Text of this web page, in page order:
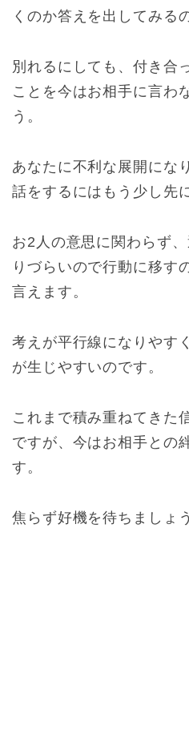
くのか答えを出してみる
別れるにしても、付き合
ことを今はお相手に言わ
う。
あなたに不利な展開にな
話をするにはもう少し先
お2人の意思に関わらず
りづらいので行動に移す
言えます。
考えが平行線になりやす
が生じやすいのです。
これまで積み重ねてきた
ですが、今はお相手との
す。
焦らず好機を待ちましょう